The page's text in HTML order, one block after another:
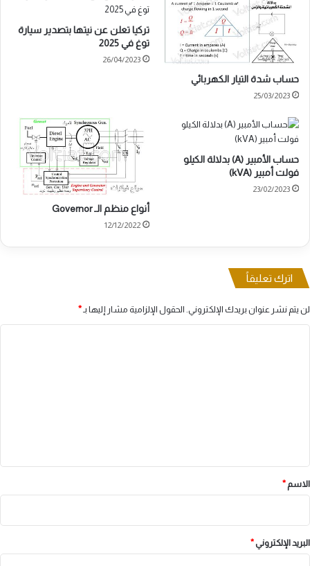
حساب شدة التيار الكهربائي
25/03/2023
تركيا تعلن عن نيتها بتصدير سيارة
توغ في 2025
26/04/2023
حساب الأمبير (A) بدلالة الكيلو
فولت أمبير (kVA)
23/02/2023
أنواع منظم الـ Governor
12/12/2022
اترك تعليقاً
لن يتم نشر عنوان بريدك الإلكتروني. الحقول الإلزامية مشار إليها بـ *
*
الاسم *
البريد الإلكتروني*